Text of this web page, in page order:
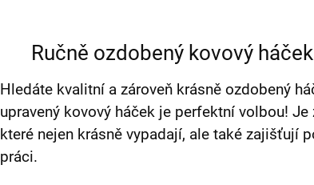
Ručně ozdobený kovový
Hledáte kvalitní a zároveň krásně ozdobený
upravený kovový háček je perfektní volbou!
které nejen krásně vypadají, ale také zajišťují
práci.